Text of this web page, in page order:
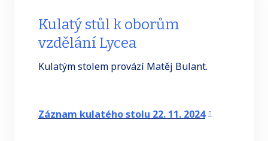
Kulatý stůl k oborům
vzdělání Lycea
Kulatým stolem provází Matěj Bulant.
Záznam kulatého stolu 22. 11. 2024